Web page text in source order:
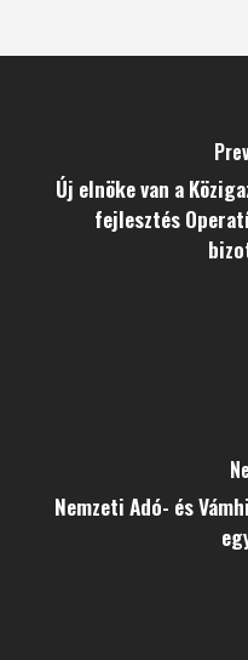
Új elnöke van a
fejlesztés
Nemzeti Adó- és